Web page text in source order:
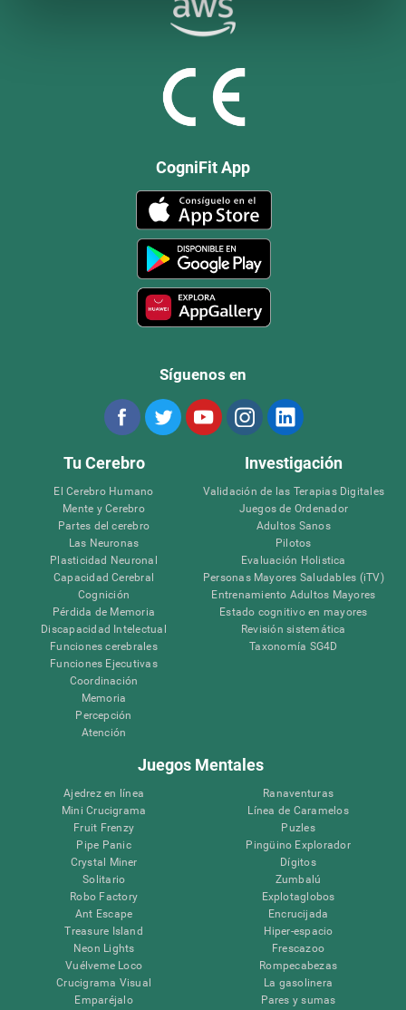
CogniFit App
Síguenos en
Tu Cerebro
El Cerebro Humano
Mente y Cerebro
Partes del cerebro
Las Neuronas
Plasticidad Neuronal
Capacidad Cerebral
Cognición
Pérdida de Memoria
Discapacidad Intelectual
Funciones cerebrales
Funciones Ejecutivas
Coordinación
Memoria
Percepción
Atención
Investigación
Validación de las Terapias Digitales
Juegos de Ordenador
Adultos Sanos
Pilotos
Evaluación Holistica
Personas Mayores Saludables (iTV)
Entrenamiento Adultos Mayores
Estado cognitivo en mayores
Revisión sistemática
Taxonomía SG4D
Juegos Mentales
Ajedrez en línea
Mini Crucigrama
Fruit Frenzy
Pipe Panic
Crystal Miner
Solitario
Robo Factory
Ant Escape
Treasure Island
Neon Lights
Vuélveme Loco
Crucigrama Visual
Emparéjalo
Ranaventuras
Línea de Caramelos
Puzles
Pingüino Explorador
Dígitos
Zumbalú
Explotaglobos
Encrucijada
Hiper-espacio
Frescazoo
Rompecabezas
La gasolinera
Pares y sumas